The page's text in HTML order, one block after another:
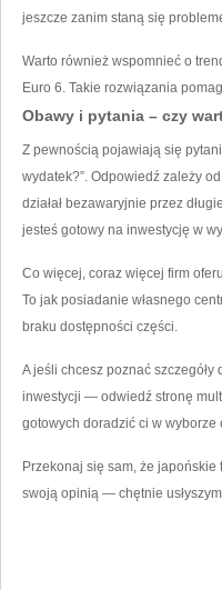
jeszcze zanim staną się
Warto również wspomnieć o
Euro 6. Takie rozwiązania
Obawy i pytania – czy
Z pewnością pojawiają się
wydatek?”. Odpowiedź zależy
działał bezawaryjnie przez
jesteś gotowy na inwestycję w
Co więcej, coraz więcej firm
To jak posiadanie własnego
braku dostępności części.
A jeśli chcesz poznać
inwestycji — odwiedź stronę
gotowych doradzić ci w
Przekonaj się sam, że
swoją opinią — chętnie